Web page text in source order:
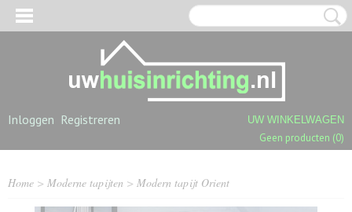
Inloggen Registreren UW WINKELWAGEN
Geen producten (0)
Home > Moderne tapijten > Modern tapijt Orient